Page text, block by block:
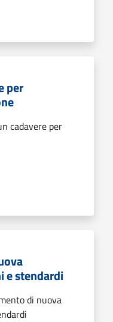
per
cadavere per
e stendardi
di nuova